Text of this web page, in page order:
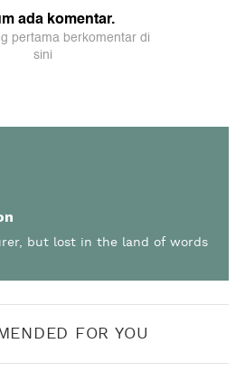
but lost in the land of words
FOR YOU